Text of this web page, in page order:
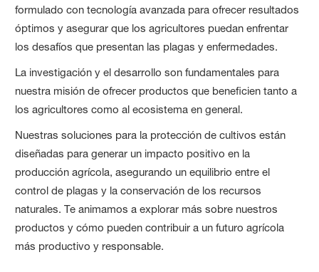
formulado con tecnología avanzada para ofrecer resultados
óptimos y asegurar que los agricultores puedan enfrentar
los desafíos que presentan las plagas y enfermedades.
La investigación y el desarrollo son fundamentales para
nuestra misión de ofrecer productos que beneficien tanto a
los agricultores como al ecosistema en general.
Nuestras soluciones para la protección de cultivos están
diseñadas para generar un impacto positivo en la
producción agrícola, asegurando un equilibrio entre el
control de plagas y la conservación de los recursos
naturales. Te animamos a explorar más sobre nuestros
productos y cómo pueden contribuir a un futuro agrícola
más productivo y responsable.